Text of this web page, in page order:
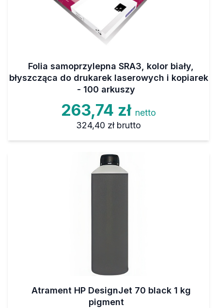
Folia samoprzylepna SRA3, kolor biały,
błyszcząca do drukarek laserowych i kopiarek
- 100 arkuszy
263,74 zł netto
324,40 zł brutto
Atrament HP DesignJet 70 black 1 kg
pigment